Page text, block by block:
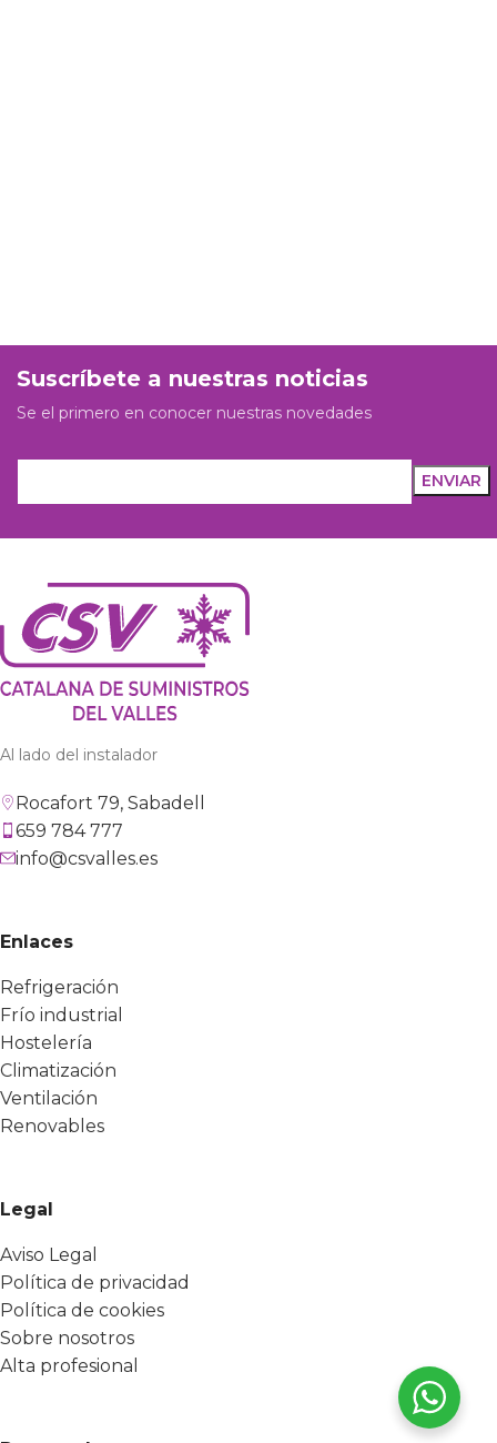
Suscríbete a nuestras noticias
Se el primero en conocer nuestras novedades
Al lado del instalador
Rocafort 79, Sabadell
659 784 777
info@csvalles.es
Enlaces
Refrigeración
Frío industrial
Hostelería
Climatización
Ventilación
Renovables
Legal
Aviso Legal
Política de privacidad
Política de cookies
Sobre nosotros
Alta profesional